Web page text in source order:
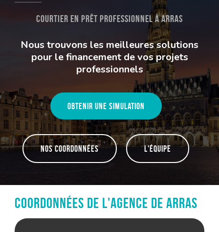
Courtier en prêt professionnel à Arras
Nous trouvons les meilleures solutions
pour le financement de vos projets
professionnels
Obtenir une simulation
Nos coordonnées L'équipe
Coordonnées de l'agence de Arras